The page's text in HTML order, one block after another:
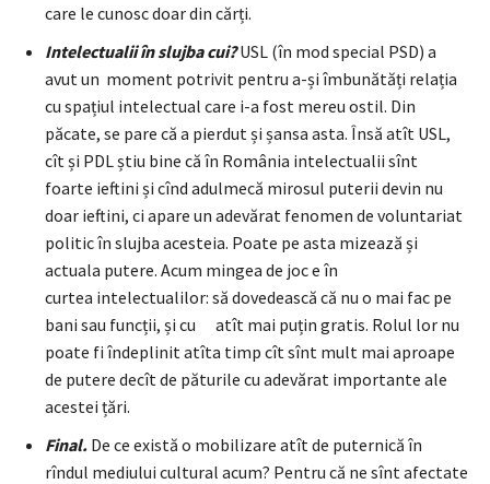
care le cunosc doar din cărți.
Intelectualii în slujba cui?USL (în mod special PSD) a
avut un moment potrivit pentru a-și îmbunătăți relația
cu spațiul intelectual care i-a fost mereu ostil. Din
păcate, se pare că a pierdut și șansa asta. Însă atît USL,
cît și PDL știu bine că în România intelectualii sînt
foarte ieftini și cînd adulmecă mirosul puterii devin nu
doar ieftini, ci apare un adevărat fenomen de voluntariat
politic în slujba acesteia. Poate pe asta mizează și
actuala putere. Acum mingea de joc e în
curtea intelectualilor: să dovedească că nu o mai fac pe
bani sau funcții, și cu atît mai puțin gratis. Rolul lor nu
poate fi îndeplinit atîta timp cît sînt mult mai aproape
de putere decît de păturile cu adevărat importante ale
acestei țări.
Final. De ce există o mobilizare atît de puternică în
rîndul mediului cultural acum? Pentru că ne sînt afectate